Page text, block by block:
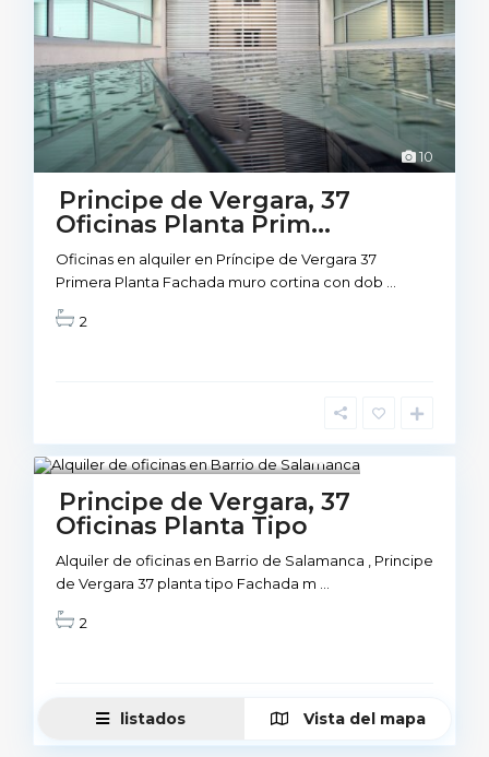
10
Principe de Vergara, 37
Oficinas Planta Prim...
Oficinas en alquiler en Príncipe de Vergara 37
Primera Planta Fachada muro cortina con dob ...
2
6
Disponible
Principe de Vergara, 37
Oficinas Planta Tipo
Alquiler de oficinas en Barrio de Salamanca , Principe
de Vergara 37 planta tipo Fachada m ...
2
listados Vista del mapa